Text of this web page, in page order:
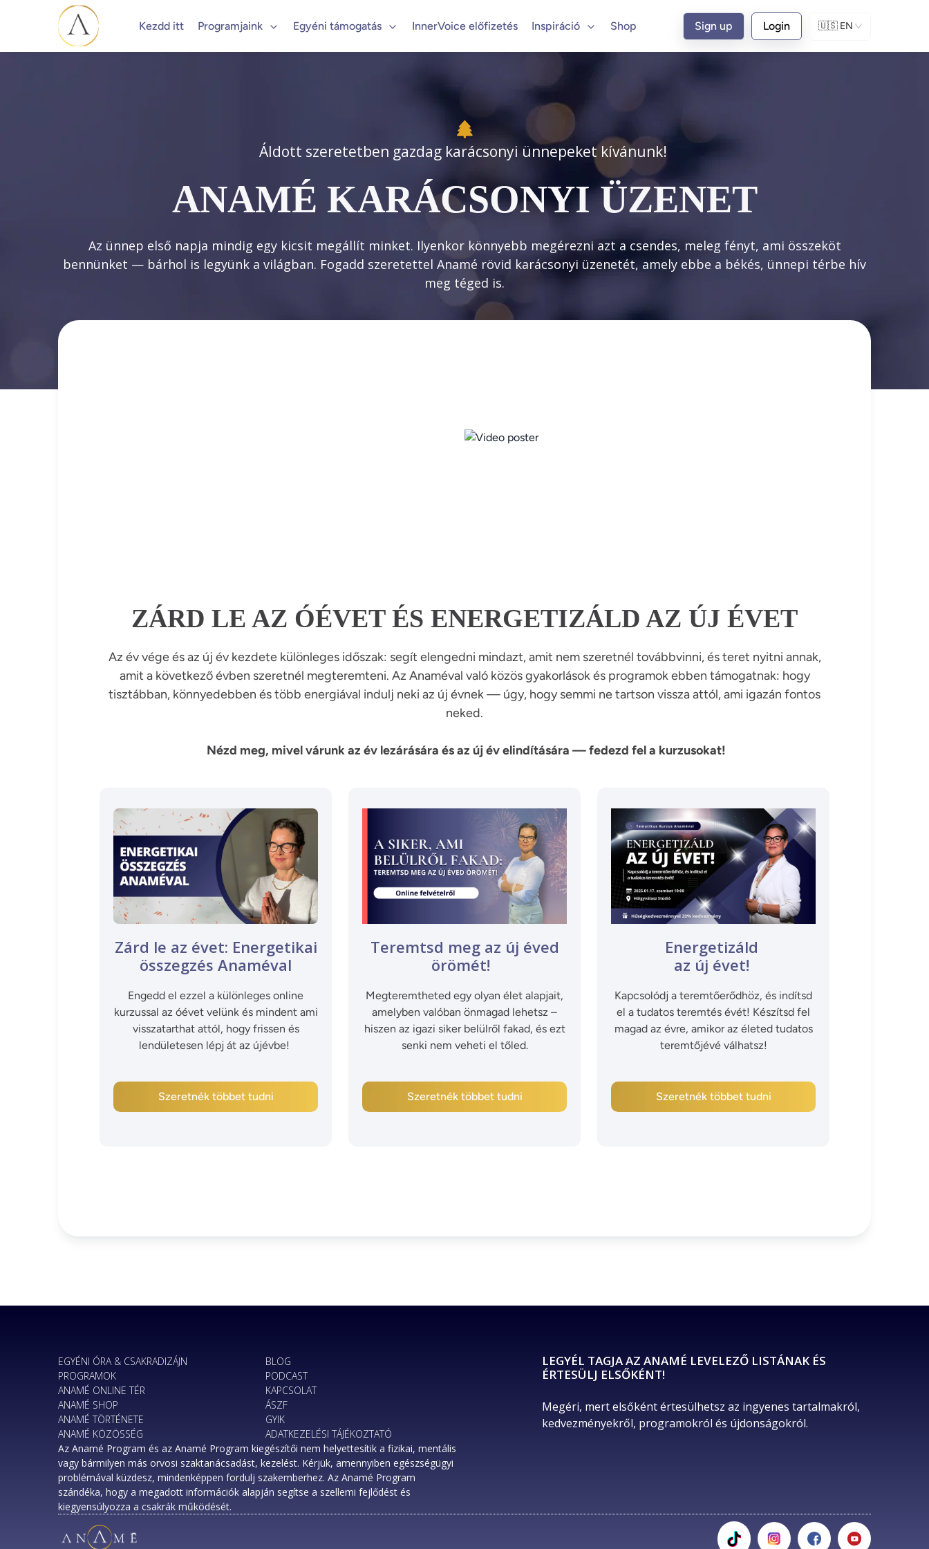
Kezdd itt Programjaink Egyéni támogatás InnerVoice előfizetés Inspiráció Shop Sign up Login 🇺🇸 EN
Áldott szeretetben gazdag karácsonyi ünnepeket kívánunk!
ANAMÉ KARÁCSONYI ÜZENET
Az ünnep első napja mindig egy kicsit megállít minket. Ilyenkor könnyebb megérezni azt a csendes, meleg fényt, ami összeköt
bennünket — bárhol is legyünk a világban. Fogadd szeretettel Anamé rövid karácsonyi üzenetét, amely ebbe a békés, ünnepi térbe hív
meg téged is.
ZÁRD LE AZ ÓÉVET ÉS ENERGETIZÁLD AZ ÚJ ÉVET
Az év vége és az új év kezdete különleges időszak: segít elengedni mindazt, amit nem szeretnél továbbvinni, és teret nyitni annak,
amit a következő évben szeretnél megteremteni. Az Anaméval való közös gyakorlások és programok ebben támogatnak: hogy
tisztábban, könnyedebben és több energiával indulj neki az új évnek — úgy, hogy semmi ne tartson vissza attól, ami igazán fontos
neked.
Nézd meg, mivel várunk az év lezárására és az új év elindítására — fedezd fel a kurzusokat!
Zárd le az évet: Energetikai
összegzés Anaméval
Engedd el ezzel a különleges online
kurzussal az óévet velünk és mindent ami
visszatarthat attól, hogy frissen és
lendületesen lépj át az újévbe!
Szeretnék többet tudni
Teremtsd meg az új éved
örömét!
Megteremtheted egy olyan élet alapjait,
amelyben valóban önmagad lehetsz –
hiszen az igazi siker belülről fakad, és ezt
senki nem veheti el tőled.
Szeretnék többet tudni
Energetizáld
az új évet!
Kapcsolódj a teremtőerődhöz, és indítsd
el a tudatos teremtés évét! Készítsd fel
magad az évre, amikor az életed tudatos
teremtőjévé válhatsz!
Szeretnék többet tudni
EGYÉNI ÓRA & CSAKRADIZÁJN
PROGRAMOK
ANAMÉ ONLINE TÉR
ANAMÉ SHOP
ANAMÉ TÖRTÉNETE
ANAMÉ KÖZÖSSÉG
BLOG
PODCAST
KAPCSOLAT
ÁSZF
GYIK
ADATKEZELÉSI TÁJÉKOZTATÓ
Az Anamé Program és az Anamé Program kiegészítői nem helyettesítik a fizikai, mentális
vagy bármilyen más orvosi szaktanácsadást, kezelést. Kérjük, amennyiben egészségügyi
problémával küzdesz, mindenképpen fordulj szakemberhez. Az Anamé Program
szándéka, hogy a megadott információk alapján segítse a szellemi fejlődést és
kiegyensúlyozza a csakrák működését.
LEGYÉL TAGJA AZ ANAMÉ LEVELEZŐ LISTÁNAK ÉS
ÉRTESÜLJ ELSŐKÉNT!
Megéri, mert elsőként értesülhetsz az ingyenes tartalmakról,
kedvezményekről, programokról és újdonságokról.